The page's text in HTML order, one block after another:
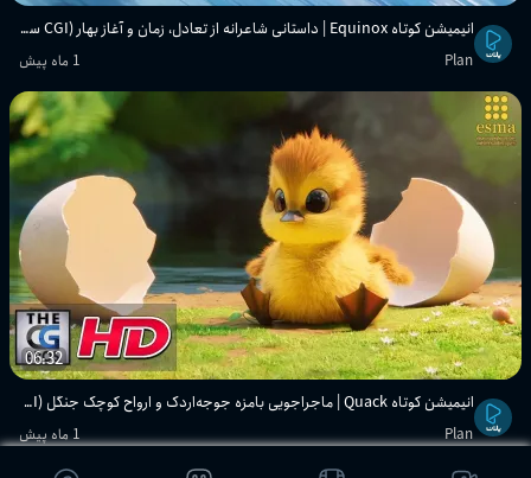
انیمیشن کوتاه Equinox | داستانی شاعرانه از تعادل، زمان و آغاز بهار (CGI سه‌بعدی)
Plan 1 ماه پیش
06:32
انیمیشن کوتاه Quack | ماجراجویی بامزه جوجه‌اردک و ارواح کوچک جنگل (CGI سه‌بعدی)
Plan 1 ماه پیش